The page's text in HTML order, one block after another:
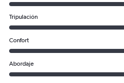
Tripulación
Confort
Abordaje